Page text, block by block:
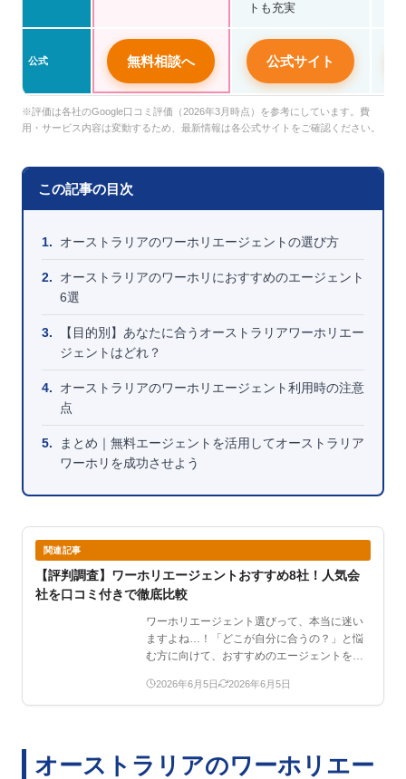
トも充実
公式 無料相談へ 公式サイト
※評価は各社のGoogle口コミ評価（2026年3月時点）を参考にしています。費
用・サービス内容は変動するため、最新情報は各公式サイトをご確認ください。
この記事の目次
1. オーストラリアのワーホリエージェントの選び方
2.
オーストラリアのワーホリにおすすめのエージェント
6選
3.
【目的別】あなたに合うオーストラリアワーホリエー
ジェントはどれ？
4.
オーストラリアのワーホリエージェント利用時の注意
点
5.
まとめ｜無料エージェントを活用してオーストラリア
ワーホリを成功させよう
関連記事
【評判調査】ワーホリエージェントおすすめ8社！人気会
社を口コミ付きで徹底比較
ワーホリエージェント選びって、本当に迷い
ますよね…！「どこが自分に合うの？」と悩
む方に向けて、おすすめのエージェントをま
2026年6月5日 2026年6月5日
オーストラリアのワーホリエー